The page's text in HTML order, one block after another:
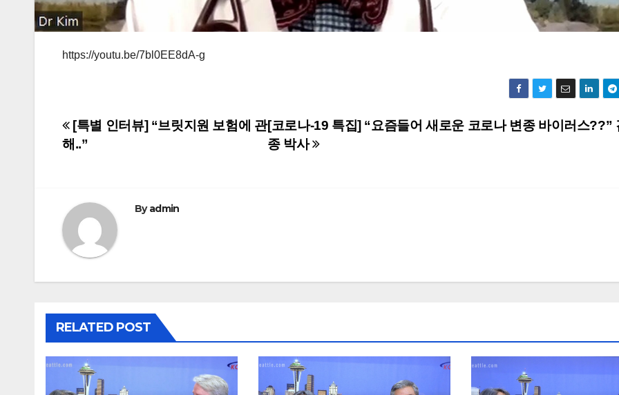
https://youtu.be/7bl0EE8dA-g
Post
navigation
[코로나-19 특집] “요즘들어 새로운 코로나 변종 바이러스??”
종 박사
[특별 인터뷰] “브릿지원 보험에 관
해..”
Byadmin
RELATED POST